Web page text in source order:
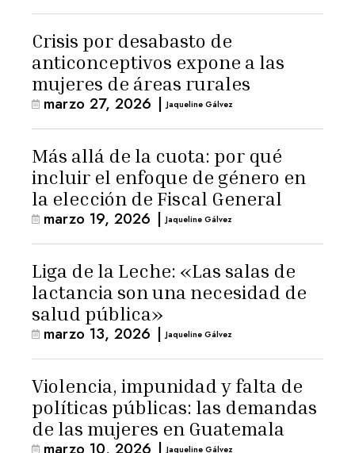
Crisis por desabasto de
anticonceptivos expone a las
mujeres de áreas rurales
marzo 27, 2026 | Jaqueline Gálvez
Más allá de la cuota: por qué
incluir el enfoque de género en
la elección de Fiscal General
marzo 19, 2026 | Jaqueline Gálvez
Liga de la Leche: «Las salas de
lactancia son una necesidad de
salud pública»
marzo 13, 2026 | Jaqueline Gálvez
Violencia, impunidad y falta de
políticas públicas: las demandas
de las mujeres en Guatemala
marzo 10, 2026 | Jaqueline Gálvez